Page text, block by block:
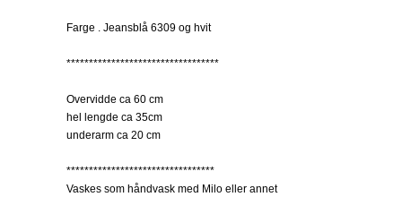
Farge . Jeansblå 6309 og hvit
**********************************
Overvidde ca 60 cm
hel lengde ca 35cm
underarm ca 20 cm
*********************************
Vaskes som håndvask med Milo eller annet